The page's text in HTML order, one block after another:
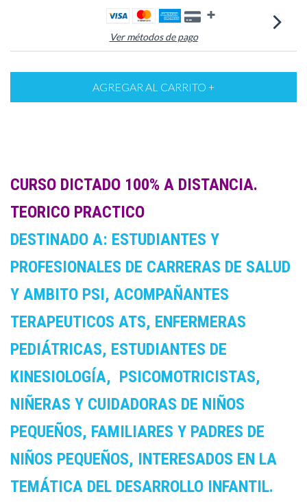
Ver métodos de pago
CURSO DICTADO 100% A DISTANCIA.
TEORICO PRACTICO
DESTINADO A: ESTUDIANTES Y
PROFESIONALES DE CARRERAS DE SALUD
Y AMBITO PSI, ACOMPAÑANTES
TERAPEUTICOS ATS, ENFERMERAS
PEDIÁTRICAS, ESTUDIANTES DE
KINESIOLOGÍA, PSICOMOTRICISTAS,
NIÑERAS Y CUIDADORAS DE NIÑOS
PEQUEÑOS, FAMILIARES Y PADRES DE
NIÑOS PEQUEÑOS, INTERESADOS EN LA
TEMÁTICA DEL DESARROLLO INFANTIL.